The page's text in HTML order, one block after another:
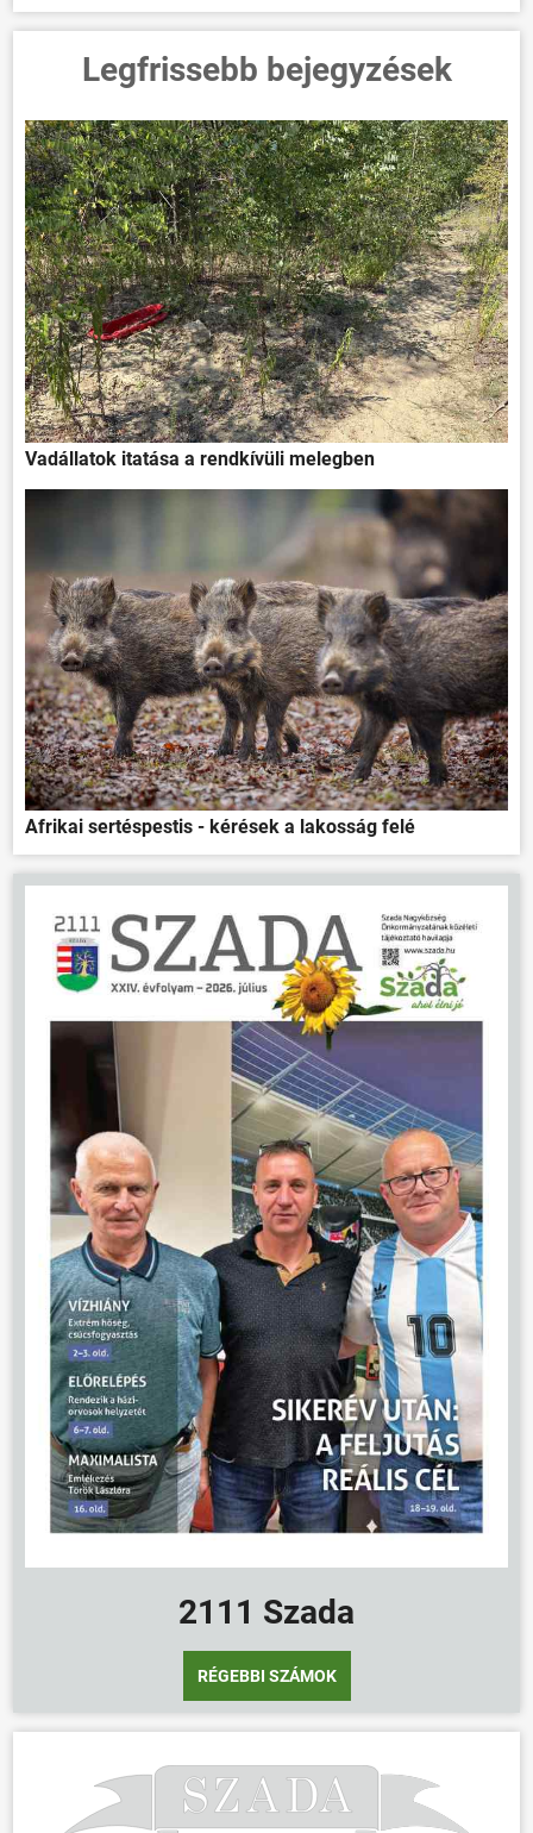
Legfrissebb bejegyzések
Vadállatok itatása a rendkívüli melegben
Afrikai sertéspestis - kérések a lakosság felé
2111 Szada
RÉGEBBI SZÁMOK